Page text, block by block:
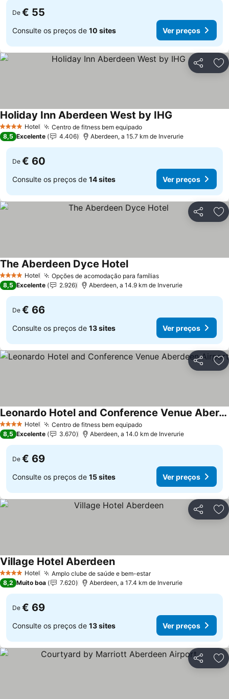
De € 55
Consulte os preços de 10 sites Ver preços
Partilhar
4 EstrelasHotel Centro de fitness bem equipado
Holiday Inn Aberdeen West by IHG
8,5 Excelente 4.406 Aberdeen, a 15.7 km de Inverurie
De € 60
Consulte os preços de 14 sites Ver preços
Partilhar
4 EstrelasHotel Opções de acomodação para famílias
The Aberdeen Dyce Hotel
8,5 Excelente 2.926 Aberdeen, a 14.9 km de Inverurie
De € 66
Consulte os preços de 13 sites Ver preços
Partilhar
4 EstrelasHotel Centro de fitness bem equipado
Leonardo Hotel and Conference Venue Aberdeen Airport
8,5 Excelente 3.670 Aberdeen, a 14.0 km de Inverurie
De € 69
Consulte os preços de 15 sites Ver preços
Partilhar
4 EstrelasHotel Amplo clube de saúde e bem-estar
Village Hotel Aberdeen
8,2 Muito boa 7.620 Aberdeen, a 17.4 km de Inverurie
De € 69
Consulte os preços de 13 sites Ver preços
Partilhar